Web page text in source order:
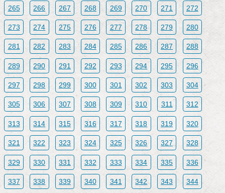
265 266 267 268 269 270 271 272
273 274 275 276 277 278 279 280
281 282 283 284 285 286 287 288
289 290 291 292 293 294 295 296
297 298 299 300 301 302 303 304
305 306 307 308 309 310 311 312
313 314 315 316 317 318 319 320
321 322 323 324 325 326 327 328
329 330 331 332 333 334 335 336
337 338 339 340 341 342 343 344